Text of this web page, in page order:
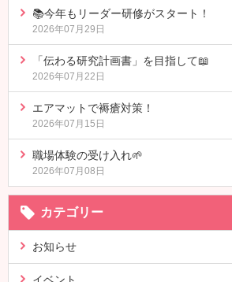
📚今年もリーダー研修がスタート！
2026年07月29日
「伝わる研究計画書」を目指して📖
2026年07月22日
エアマットで褥瘡対策！
2026年07月15日
職場体験の受け入れ🌱
2026年07月08日
カテゴリー
お知らせ